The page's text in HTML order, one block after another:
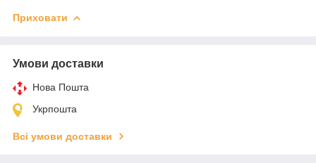
Приховати
Умови доставки
Нова Пошта
Укрпошта
Всі умови доставки